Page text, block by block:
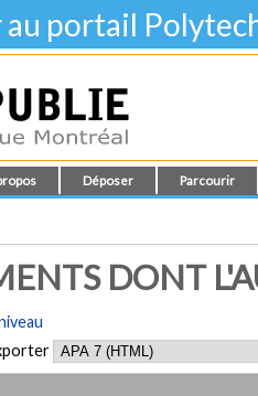
au portail
Déposer Parcourir
DONT